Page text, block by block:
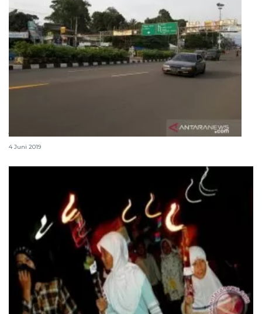
Jelang malam takbir, jalur Puncak Bogor lengang
4 Juni 2019